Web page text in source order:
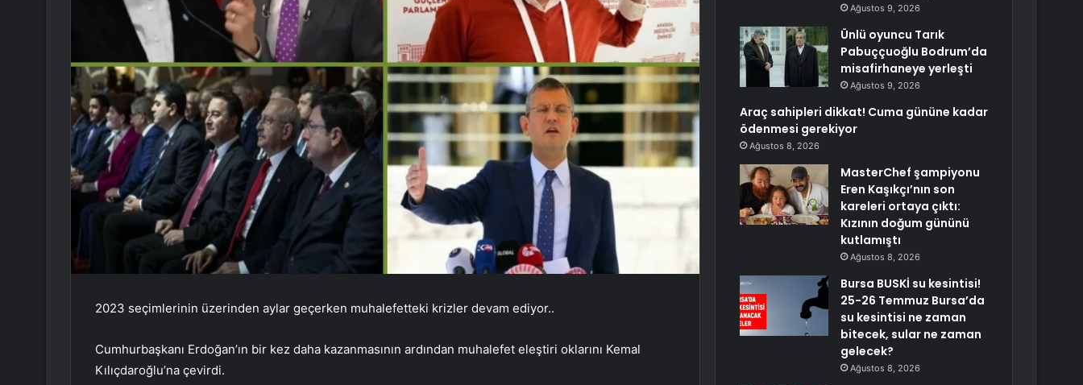
2023 seçimlerinin üzerinden aylar geçerken muhalefetteki krizler devam ediyor..
Cumhurbaşkanı Erdoğan’ın bir kez daha kazanmasının ardından muhalefet eleştiri oklarını Kemal
Kılıçdaroğlu’na çevirdi.
Ağustos 9, 2026
Ünlü oyuncu Tarık
Pabuççuoğlu Bodrum’da
misafirhaneye yerleşti
Ağustos 9, 2026
Araç sahipleri dikkat! Cuma gününe kadar
ödenmesi gerekiyor
Ağustos 8, 2026
MasterChef şampiyonu
Eren Kaşıkçı’nın son
kareleri ortaya çıktı:
Kızının doğum gününü
kutlamıştı
Ağustos 8, 2026
Bursa BUSKİ su kesintisi!
25-26 Temmuz Bursa’da
su kesintisi ne zaman
bitecek, sular ne zaman
gelecek?
Ağustos 8, 2026